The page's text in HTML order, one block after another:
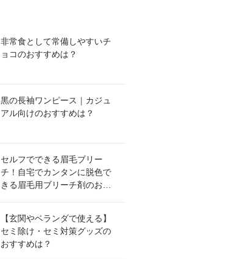
非常食として常備しやすいチ
ョコのおすすめは？
黒の長袖ワンピース｜カジュ
アル向けのおすすめは？
セルフでできる眉毛ブリー
チ！自宅でカンタンに脱色で
きる眉毛用ブリーチ剤のおす
【玄関やベランダで使える】
セミ除け・セミ対策グッズの
おすすめは？